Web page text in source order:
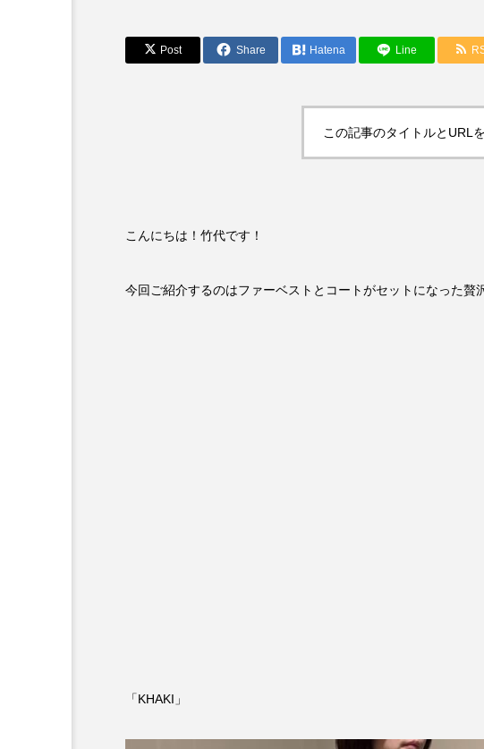
Post Share Hatena Line
この記事のタイトルとURL
こんにちは！竹代です！
今回ご紹介するのはファーベストとコートがセットになった贅
「KHAKI」